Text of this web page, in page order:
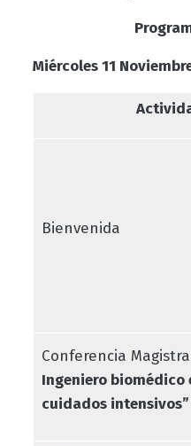
Miércoles 11
Bienvenida
Conferencia
Ingeniero biomédico
cuidados intensivos”